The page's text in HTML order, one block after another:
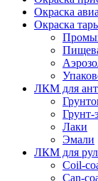
Окраска
Окраска
ЛКМ для
Грунт-
Лаки
Эмали
ЛКМ для
Coil-
Can-